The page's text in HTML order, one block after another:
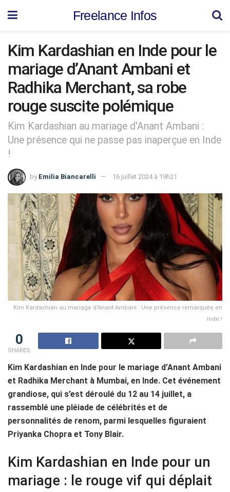
Freelance Infos
Kim Kardashian en Inde pour le
mariage d’Anant Ambani et
Radhika Merchant, sa robe
rouge suscite polémique
Kim Kardashian au mariage d'Anant Ambani :
Une présence qui ne passe pas inaperçue en Inde
!
by Emilia Biancarelli 16 juillet 2024 à 19h21
Kim Kardashian au mariage d'Anant Ambani : Une présence remarquée en
Inde !
0
SHARES
Kim Kardashian en Inde pour le mariage d’Anant Ambani
et Radhika Merchant à Mumbai, en Inde. Cet événement
grandiose, qui s’est déroulé du 12 au 14 juillet, a
rassemblé une pléiade de célébrités et de
personnalités de renom, parmi lesquelles figuraient
Priyanka Chopra et Tony Blair.
Kim Kardashian en Inde pour un
mariage : le rouge vif qui déplait